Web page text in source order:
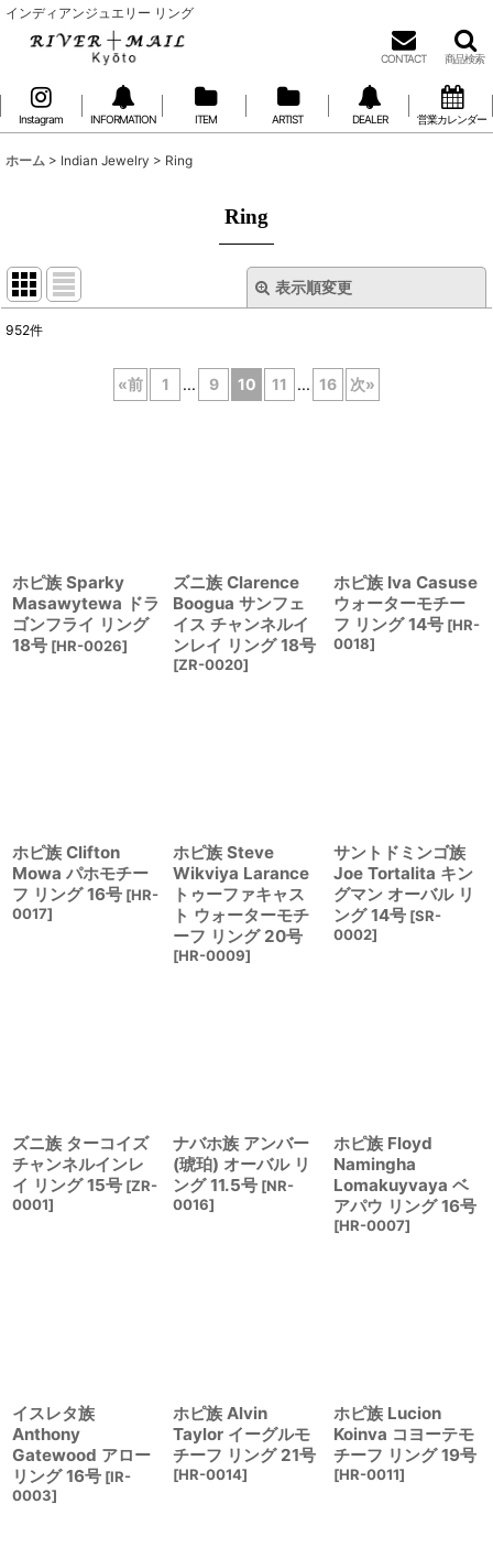
インディアンジュエリー リング
CONTACT 商品検索
Instagram INFORMATION ITEM ARTIST DEALER 営業カレンダー
ホーム > Indian Jewelry > Ring
Ring
表示順変更
952件
«前 1 ... 9 10 11 ... 16 次»
ホピ族 Sparky
Masawytewa ドラ
ゴンフライ リング
18号 [HR-0026]
ズニ族 Clarence
Boogua サンフェ
イス チャンネルイ
ンレイ リング 18号
[ZR-0020]
ホピ族 Iva Casuse
ウォーターモチー
フ リング 14号 [HR-
0018]
ホピ族 Clifton
Mowa パホモチー
フ リング 16号 [HR-
0017]
ホピ族 Steve
Wikviya Larance
トゥーファキャス
ト ウォーターモチ
ーフ リング 20号
[HR-0009]
サントドミンゴ族
Joe Tortalita キン
グマン オーバル リ
ング 14号 [SR-
0002]
ズニ族 ターコイズ
チャンネルインレ
イ リング 15号 [ZR-
0001]
ナバホ族 アンバー
(琥珀) オーバル リ
ング 11.5号 [NR-
0016]
ホピ族 Floyd
Namingha
Lomakuyvaya ベ
アパウ リング 16号
[HR-0007]
イスレタ族
Anthony
Gatewood アロー
リング 16号 [IR-
0003]
ホピ族 Alvin
Taylor イーグルモ
チーフ リング 21号
[HR-0014]
ホピ族 Lucion
Koinva コヨーテモ
チーフ リング 19号
[HR-0011]